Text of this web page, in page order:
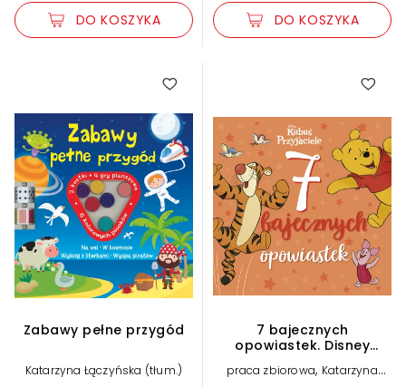
DO KOSZYKA DO KOSZYKA
Zabawy pełne przygód
Katarzyna Łączyńska (tłum.)
7 bajecznych
opowiastek. Disney
praca zbiorowa, Katarzyna